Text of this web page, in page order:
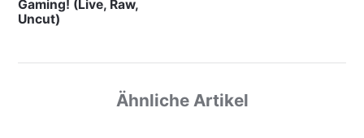
Gaming! (Live, Raw,
Uncut)
Ähnliche Artikel